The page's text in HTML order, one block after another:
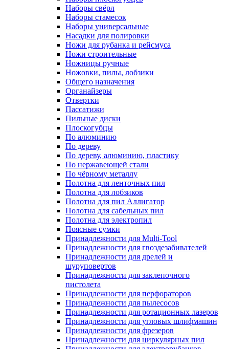
Наборы свёрл
Наборы стамесок
Наборы универсальные
Насадки для полировки
Ножи для рубанка и рейсмуса
Ножи строительные
Ножницы ручные
Ножовки, пилы, лобзики
Общего назначения
Органайзеры
Отвертки
Пассатижи
Пильные диски
Плоскогубцы
По алюминию
По дереву
По дереву, алюминию, пластику
По нержавеющей стали
По чёрному металлу
Полотна для ленточных пил
Полотна для лобзиков
Полотна для пил Аллигатор
Полотна для сабельных пил
Полотна для электропил
Поясные сумки
Принадлежности для Multi-Tool
Принадлежности для гвоздезабивателей
Принадлежности для дрелей и
шуруповертов
Принадлежности для заклепочного
пистолета
Принадлежности для перфораторов
Принадлежности для пылесосов
Принадлежности для ротационных лазеров
Принадлежности для угловых шлифмашин
Принадлежности для фрезеров
Принадлежности для циркулярных пил